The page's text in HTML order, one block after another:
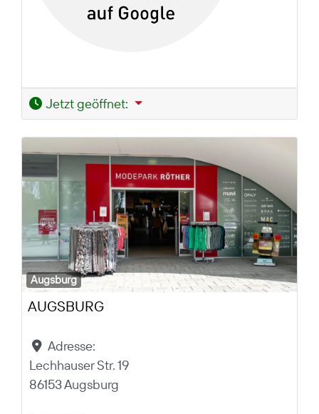
Jetzt geöffnet:
Augsburg
AUGSBURG
Adresse:
Lechhauser Str. 19
86153 Augsburg